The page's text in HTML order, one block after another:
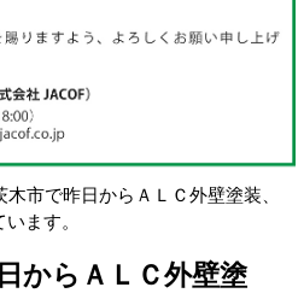
木市で昨日からＡＬＣ外壁塗装、
ます。
からＡＬＣ外壁塗